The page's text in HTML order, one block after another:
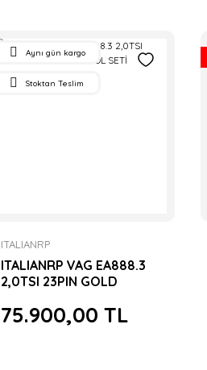
Aynı gün kargo
Stoktan Teslim
ITALIANRP
ITALIANRP VAG EA888.3
2,0TSI 23PIN GOLD
75.900,00 TL